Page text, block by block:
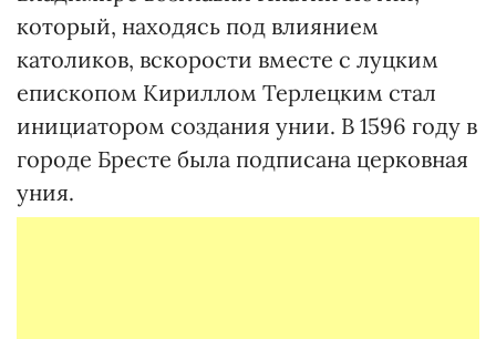
который, находясь под влиянием
католиков, вскорости вместе с луцким
епископом Кириллом Терлецким стал
инициатором создания унии. В 1596 году в
городе Бресте была подписана церковная
уния.